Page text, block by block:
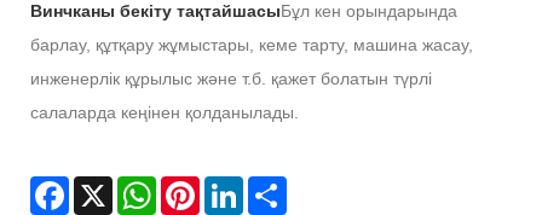
Винчканы бекіту тақтайшасыБұл кен орындарында
барлау, құтқару жұмыстары, кеме тарту, машина жасау,
инженерлік құрылыс және т.б. қажет болатын түрлі
салаларда кеңінен қолданылады.
Facebook
X WhatsAppPinterestLinkedIn